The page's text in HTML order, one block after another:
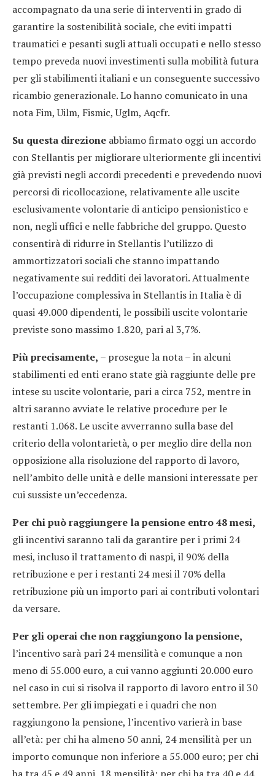
accompagnato da una serie di interventi in grado di
garantire la sostenibilità sociale, che eviti impatti
traumatici e pesanti sugli attuali occupati e nello stesso
tempo preveda nuovi investimenti sulla mobilità futura
per gli stabilimenti italiani e un conseguente successivo
ricambio generazionale. Lo hanno comunicato in una
nota Fim, Uilm, Fismic, Uglm, Aqcfr.
Su questa direzione abbiamo firmato oggi un accordo
con Stellantis per migliorare ulteriormente gli incentivi
già previsti negli accordi precedenti e prevedendo nuovi
percorsi di ricollocazione, relativamente alle uscite
esclusivamente volontarie di anticipo pensionistico e
non, negli uffici e nelle fabbriche del gruppo. Questo
consentirà di ridurre in Stellantis l’utilizzo di
ammortizzatori sociali che stanno impattando
negativamente sui redditi dei lavoratori. Attualmente
l’occupazione complessiva in Stellantis in Italia è di
quasi 49.000 dipendenti, le possibili uscite volontarie
previste sono massimo 1.820, pari al 3,7%.
Più precisamente, – prosegue la nota – in alcuni
stabilimenti ed enti erano state già raggiunte delle pre
intese su uscite volontarie, pari a circa 752, mentre in
altri saranno avviate le relative procedure per le
restanti 1.068. Le uscite avverranno sulla base del
criterio della volontarietà, o per meglio dire della non
opposizione alla risoluzione del rapporto di lavoro,
nell’ambito delle unità e delle mansioni interessate per
cui sussiste un’eccedenza.
Per chi può raggiungere la pensione entro 48 mesi,
gli incentivi saranno tali da garantire per i primi 24
mesi, incluso il trattamento di naspi, il 90% della
retribuzione e per i restanti 24 mesi il 70% della
retribuzione più un importo pari ai contributi volontari
da versare.
Per gli operai che non raggiungono la pensione,
l’incentivo sarà pari 24 mensilità e comunque a non
meno di 55.000 euro, a cui vanno aggiunti 20.000 euro
nel caso in cui si risolva il rapporto di lavoro entro il 30
settembre. Per gli impiegati e i quadri che non
raggiungono la pensione, l’incentivo varierà in base
all’età: per chi ha almeno 50 anni, 24 mensilità per un
importo comunque non inferiore a 55.000 euro; per chi